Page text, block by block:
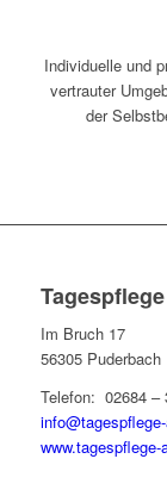
Individuelle und
vertrauter
der
Im Bruch 17
56305 Puderbach
Telefon: 02684 –